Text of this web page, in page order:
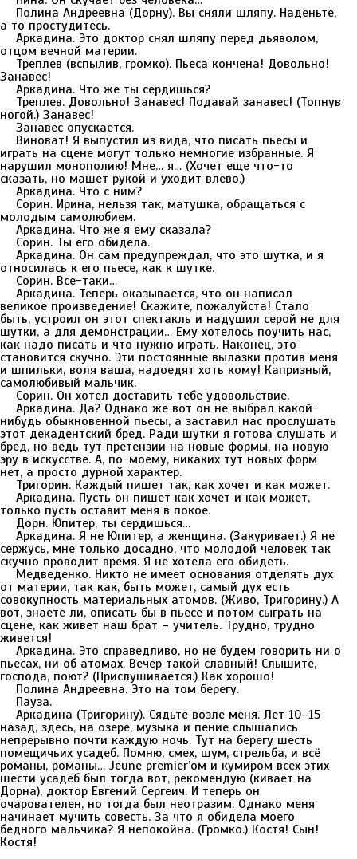
Полина Андреевна (Дорну). Вы сняли шляпу. Наденьте,
а то простудитесь.
Аркадина. Это доктор снял шляпу перед дьяволом,
отцом вечной материи.
Треплев (вспылив, громко). Пьеса кончена! Довольно!
Занавес!
Аркадина. Что же ты сердишься?
Треплев. Довольно! Занавес! Подавай занавес! (Топнув
ногой.) Занавес!
Занавес опускается.
Виноват! Я выпустил из вида, что писать пьесы и
играть на сцене могут только немногие избранные. Я
нарушил монополию! Мне… я… (Хочет еще что-то
сказать, но машет рукой и уходит влево.)
Аркадина. Что с ним?
Сорин. Ирина, нельзя так, матушка, обращаться с
молодым самолюбием.
Аркадина. Что же я ему сказала?
Сорин. Ты его обидела.
Аркадина. Он сам предупреждал, что это шутка, и я
относилась к его пьесе, как к шутке.
Сорин. Все-таки…
Аркадина. Теперь оказывается, что он написал
великое произведение! Скажите, пожалуйста! Стало
быть, устроил он этот спектакль и надушил серой не для
шутки, а для демонстрации… Ему хотелось поучить нас,
как надо писать и что нужно играть. Наконец, это
становится скучно. Эти постоянные вылазки против меня
и шпильки, воля ваша, надоедят хоть кому! Капризный,
самолюбивый мальчик.
Сорин. Он хотел доставить тебе удовольствие.
Аркадина. Да? Однако же вот он не выбрал какой-
нибудь обыкновенной пьесы, а заставил нас прослушать
этот декадентский бред. Ради шутки я готова слушать и
бред, но ведь тут претензии на новые формы, на новую
эру в искусстве. А, по-моему, никаких тут новых форм
нет, а просто дурной характер.
Тригорин. Каждый пишет так, как хочет и как может.
Аркадина. Пусть он пишет как хочет и как может,
только пусть оставит меня в покое.
Дорн. Юпитер, ты сердишься…
Аркадина. Я не Юпитер, а женщина. (Закуривает.) Я не
сержусь, мне только досадно, что молодой человек так
скучно проводит время. Я не хотела его обидеть.
Медведенко. Никто не имеет основания отделять дух
от материи, так как, быть может, самый дух есть
совокупность материальных атомов. (Живо, Тригорину.) А
вот, знаете ли, описать бы в пьесе и потом сыграть на
сцене, как живет наш брат – учитель. Трудно, трудно
живется!
Аркадина. Это справедливо, но не будем говорить ни о
пьесах, ни об атомах. Вечер такой славный! Слышите,
господа, поют? (Прислушивается.) Как хорошо!
Полина Андреевна. Это на том берегу.
Пауза.
Аркадина (Тригорину). Сядьте возле меня. Лет 10–15
назад, здесь, на озере, музыка и пение слышались
непрерывно почти каждую ночь. Тут на берегу шесть
помещичьих усадеб. Помню, смех, шум, стрельба, и всё
романы, романы… Jeune premier’ом и кумиром всех этих
шести усадеб был тогда вот, рекомендую (кивает на
Дорна), доктор Евгений Сергеич. И теперь он
очарователен, но тогда был неотразим. Однако меня
начинает мучить совесть. За что я обидела моего
бедного мальчика? Я непокойна. (Громко.) Костя! Сын!
Костя!